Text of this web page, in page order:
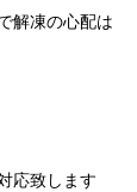
解凍の心配は
応致します